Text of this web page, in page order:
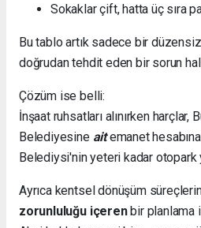
Sokaklar çift, hatta üç sıra
Bu tablo artık sadece bir
doğrudan tehdit eden bir sorun
Çözüm ise belli:
İnşaat ruhsatları alınırken harçlar,
Belediyesine aitemanet hesabına
Belediysi'nin yeteri kadar otopark
Ayrıca kentsel dönüşüm
zorunluluğu içerenbir planlama